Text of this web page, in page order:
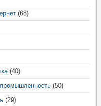
(68)
(40)
(50)
(29)